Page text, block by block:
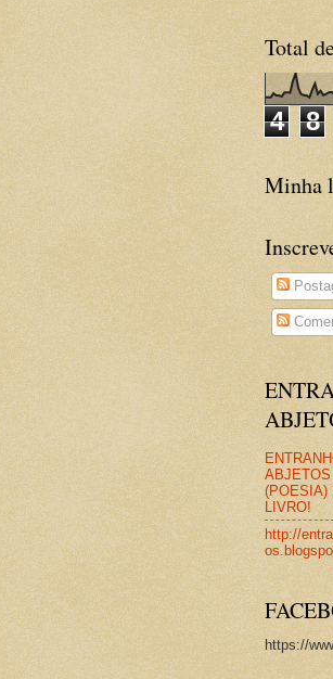
Total
4 8
Minha
ABJETOS
(POESIA)
LIVRO!
http://
https://